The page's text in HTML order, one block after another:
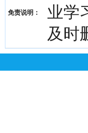
免责说明：
业学
及时